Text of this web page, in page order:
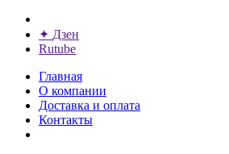
✦ Дзен
Rutube
Главная
О компании
Доставка и оплата
Контакты